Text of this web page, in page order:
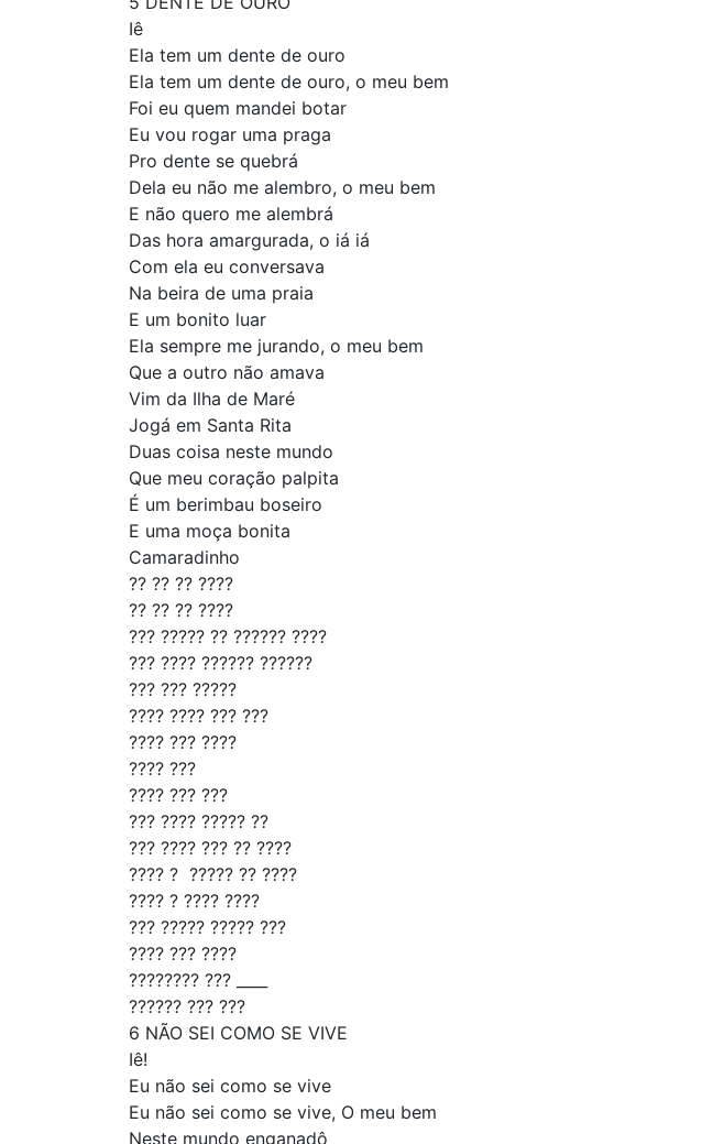
Iê
Ela tem um dente de ouro
Ela tem um dente de ouro, o meu bem
Foi eu quem mandei botar
Eu vou rogar uma praga
Pro dente se quebrá
Dela eu não me alembro, o meu bem
E não quero me alembrá
Das hora amargurada, o iá iá
Com ela eu conversava
Na beira de uma praia
E um bonito luar
Ela sempre me jurando, o meu bem
Que a outro não amava
Vim da Ilha de Maré
Jogá em Santa Rita
Duas coisa neste mundo
Que meu coração palpita
É um berimbau boseiro
E uma moça bonita
Camaradinho
?? ?? ?? ????
?? ?? ?? ????
??? ????? ?? ?????? ????
??? ???? ?????? ??????
??? ??? ?????
???? ???? ??? ???
???? ??? ????
???? ???
???? ??? ???
??? ???? ????? ??
??? ???? ??? ?? ????
???? ?  ????? ?? ????
???? ? ???? ????
??? ????? ????? ???
???? ??? ????
???????? ??? ____
?????? ??? ???
6 NÃO SEI COMO SE VIVE
Iê!
Eu não sei como se vive
Eu não sei como se vive, O meu bem
Neste mundo enganadô